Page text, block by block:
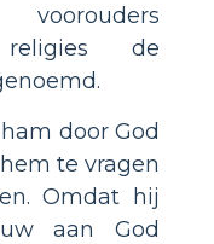
voorouders
de
door God
te vragen
Omdat hij
aan God